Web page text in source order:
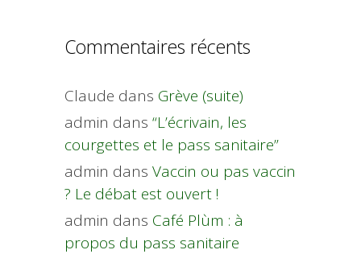
Commentaires récents
Claude dans Grève (suite)
admin dans “L’écrivain, les
courgettes et le pass sanitaire”
admin dans Vaccin ou pas vaccin
? Le débat est ouvert !
admin dans Café Plùm : à
propos du pass sanitaire